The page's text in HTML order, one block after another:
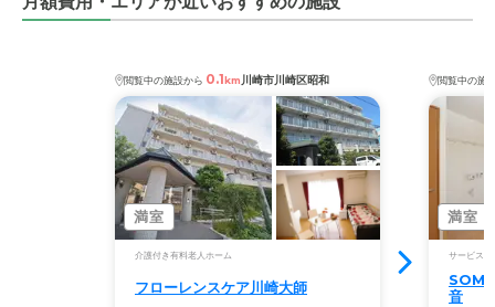
閲覧中の施設から 0.1km川崎市川崎区昭和
満室
介護付き有料老人ホーム
フローレンスケア川崎大師
閲覧中の施
満室
サービス付
音